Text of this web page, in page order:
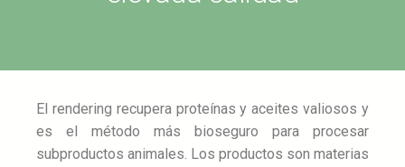
El rendering recupera proteí­nas y aceites valiosos y
es el método más bioseguro para procesar
subproductos animales. Los productos son materias